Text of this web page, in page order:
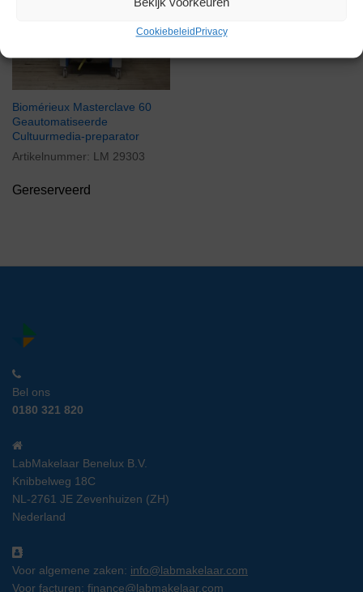
Cookiebeleid Privacy
Biomérieux Masterclave 60
Geautomatiseerde
Cultuurmedia-preparator
Artikelnummer: LM 29303
Gereserveerd
Bel ons
0180 321 820
LabMakelaar Benelux B.V.
Knibbelweg 18C
NL-2761 JE Zevenhuizen (ZH)
Nederland
Voor algemene zaken: info@labmakelaar.com
Voor facturen: finance@labmakelaar.com